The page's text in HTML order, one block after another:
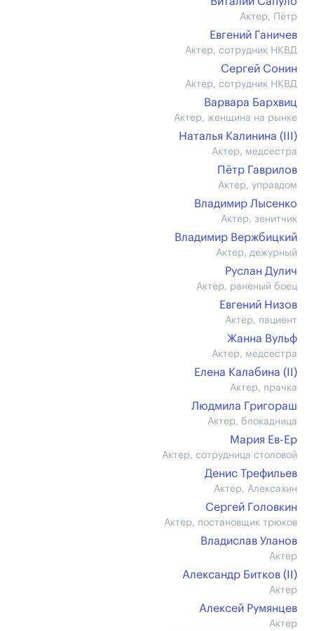
Актер, Пётр
Евгений Ганичев
Актер, сотрудник НКВД
Сергей Сонин
Актер, сотрудник НКВД
Варвара Бархвиц
Актер, женщина на рынке
Наталья Калинина (III)
Актер, медсестра
Пётр Гаврилов
Актер, управдом
Владимир Лысенко
Актер, зенитчик
Владимир Вержбицкий
Актер, дежурный
Руслан Дулич
Актер, раненый боец
Евгений Низов
Актер, пациент
Жанна Вульф
Актер, медсестра
Елена Калабина (II)
Актер, прачка
Людмила Григораш
Актер, блокадница
Мария Ев-Ер
Актер, сотрудница столовой
Денис Трефильев
Актер, Алексахин
Сергей Головкин
Актер, постановщик трюков
Владислав Уланов
Актер
Александр Битков (II)
Актер
Алексей Румянцев
Актер